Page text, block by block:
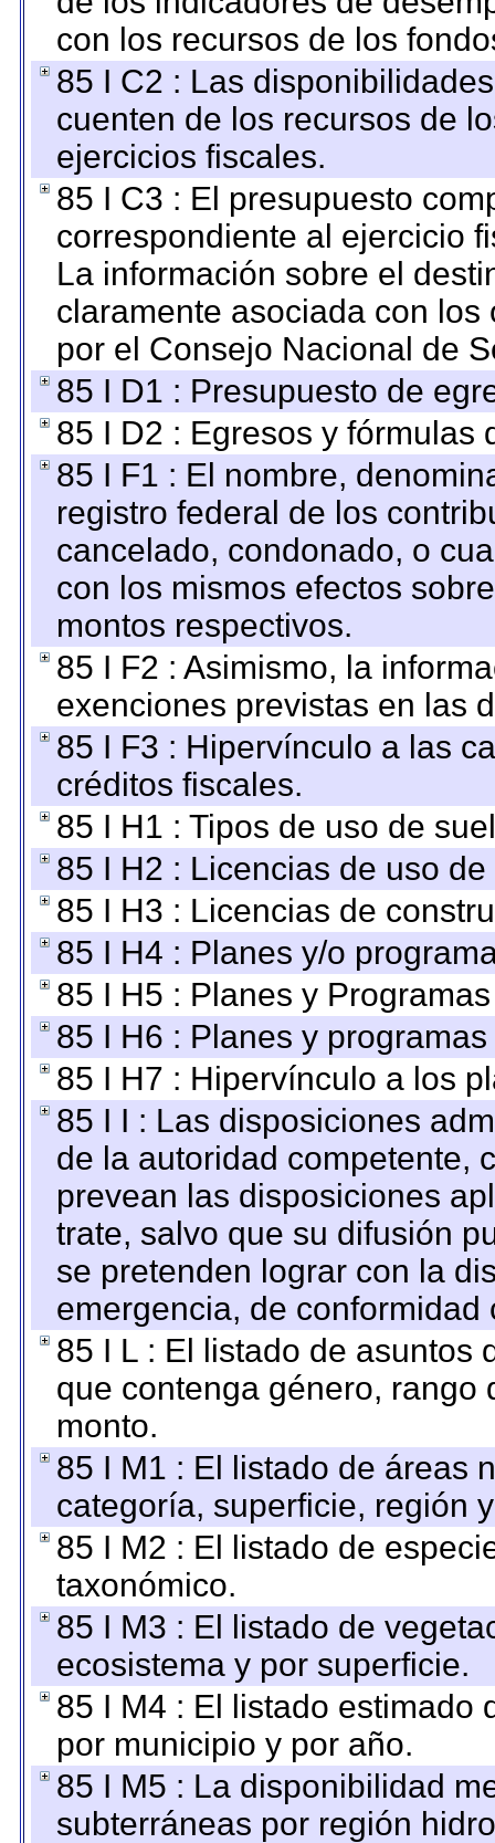
con los recursos de los
85 I C2 : Las
cuenten de los recursos de
ejercicios fiscales.
85 I C3 : El presupuesto
correspondiente al ejercicio
La información sobre el
claramente asociada con
por el Consejo Nacional de
85 I D1 : Presupuesto de
85 I D2 : Egresos y fórmulas
85 I F1 : El nombre,
registro federal de los
cancelado, condonado, o
con los mismos efectos
montos respectivos.
85 I F2 : Asimismo, la
exenciones previstas en las
85 I F3 : Hipervínculo a las
créditos fiscales.
85 I H1 : Tipos de uso de
85 I H2 : Licencias de uso
85 I H3 : Licencias de
85 I H4 : Planes y/o
85 I H5 : Planes y
85 I H6 : Planes y
85 I H7 : Hipervínculo a los
85 I I : Las disposiciones
de la autoridad competente,
prevean las disposiciones
trate, salvo que su difusión
se pretenden lograr con la
emergencia, de
85 I L : El listado de asuntos
que contenga género, rango
monto.
85 I M1 : El listado de áreas
categoría, superficie, región
85 I M2 : El listado de
taxonómico.
85 I M3 : El listado de
ecosistema y por superficie.
85 I M4 : El listado estimado
por municipio y por año.
85 I M5 : La disponibilidad
subterráneas por región